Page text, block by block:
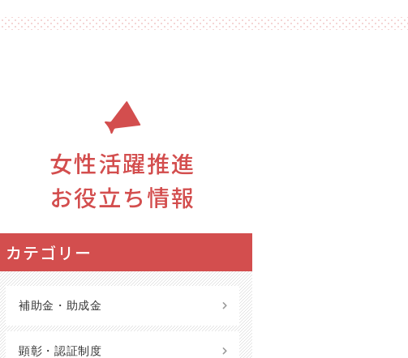
女性活躍推進
お役立ち情報
カテゴリー
補助金・助成金
顕彰・認証制度